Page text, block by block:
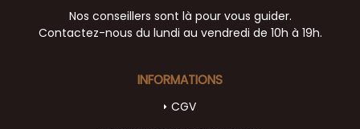
Nos conseillers sont là pour vous guider.
Contactez-nous du lundi au vendredi de 10h à 19h.
INFORMATIONS
CGV